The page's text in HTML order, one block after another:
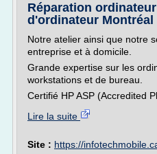
Réparation
d'ordinateur Montréal
Notre atelier ainsi que notre
entreprise et à domicile.
Grande expertise sur les
workstations et de bureau.
Certifié HP ASP (Accredited
Lire la suite
Site : https://